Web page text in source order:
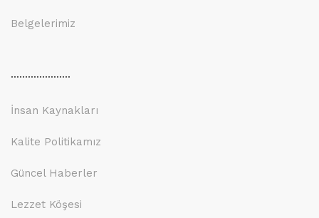
Belgelerimiz
.....................
İnsan Kaynakları
Kalite Politikamız
Güncel Haberler
Lezzet Köşesi